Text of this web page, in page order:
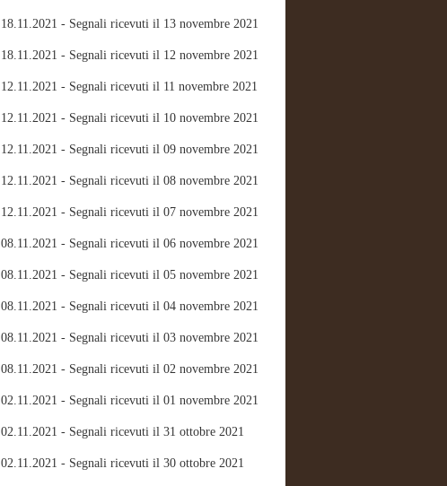
18.11.2021 - Segnali ricevuti il 13 novembre 2021
18.11.2021 - Segnali ricevuti il 12 novembre 2021
12.11.2021 - Segnali ricevuti il 11 novembre 2021
12.11.2021 - Segnali ricevuti il 10 novembre 2021
12.11.2021 - Segnali ricevuti il 09 novembre 2021
12.11.2021 - Segnali ricevuti il 08 novembre 2021
12.11.2021 - Segnali ricevuti il 07 novembre 2021
08.11.2021 - Segnali ricevuti il 06 novembre 2021
08.11.2021 - Segnali ricevuti il 05 novembre 2021
08.11.2021 - Segnali ricevuti il 04 novembre 2021
08.11.2021 - Segnali ricevuti il 03 novembre 2021
08.11.2021 - Segnali ricevuti il 02 novembre 2021
02.11.2021 - Segnali ricevuti il 01 novembre 2021
02.11.2021 - Segnali ricevuti il 31 ottobre 2021
02.11.2021 - Segnali ricevuti il 30 ottobre 2021